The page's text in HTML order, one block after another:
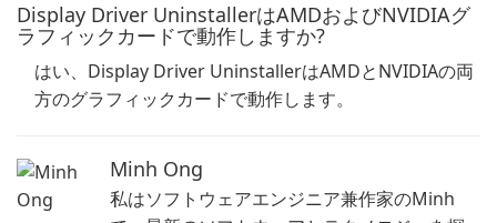
Display Driver UninstallerはAMDおよびNVIDIAグ
ラフィックカードで動作しますか?
はい、Display Driver UninstallerはAMDとNVIDIAの両
方のグラフィックカードで動作します。
Minh Ong
私はソフトウェアエンジニア兼作家のMinh